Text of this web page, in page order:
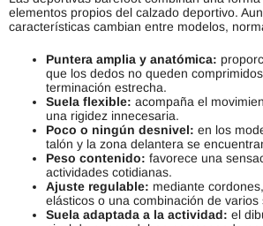
elementos propios del calzado deportivo.
características cambian entre modelos,
Puntera amplia y anatómica:
que los dedos no queden
terminación estrecha.
Suela flexible: acompaña el
una rigidez innecesaria.
Poco o ningún desnivel: en los
talón y la zona delantera se
Peso contenido: favorece una
actividades cotidianas.
Ajuste regulable: mediante
elásticos o una combinación de varios
Suela adaptada a la actividad: el